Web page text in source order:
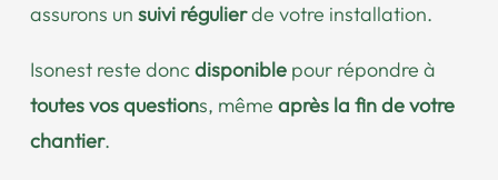
assurons un suivi régulierde votre installation.
Isonest reste donc disponiblepour répondre à
toutes vos questions, même après la fin de votre
chantier.